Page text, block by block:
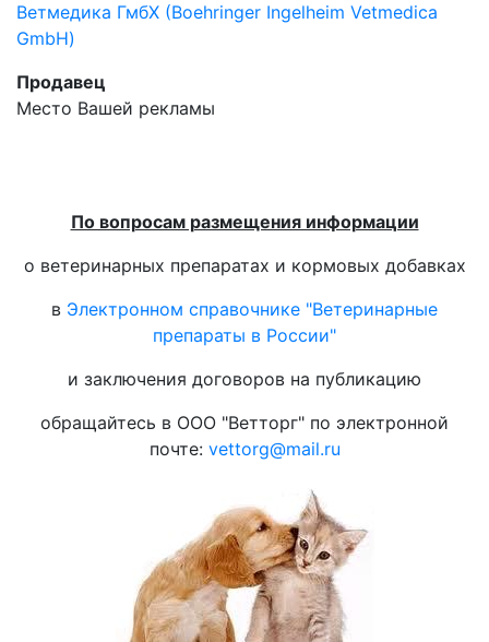
Ветмедика ГмбХ (Boehringer Ingelheim Vetmedica
GmbH)
Продавец
Место Вашей рекламы
По вопросам размещения информации
о ветеринарных препаратах и кормовых добавках
в Электронном справочнике "Ветеринарные
препараты в России"
и заключения договоров на публикацию
обращайтесь в ООО "Ветторг" по электронной
почте: vettorg@mail.ru